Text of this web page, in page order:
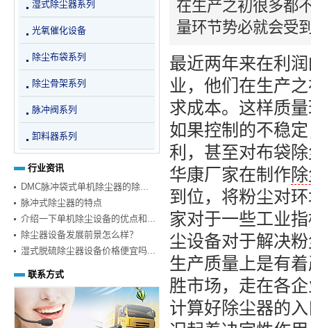
在生产之初很多都
量环节势必就会受
最近两年来在利
业，他们在生产
求成本。这样质
如果控制的不稳
利，甚至对布袋
华康厂家在制作
到位，将粉尘对
家对于一些工业
尘设备对于解决
生产质量上是有
胜市场，走在各
计算好除尘器的
湿式除尘器系列
光氧催化设备
除尘布袋系列
除尘骨架系列
脉冲阀系列
卸料器系列
行业资讯
DMC脉冲袋式单机除尘器的除...
脉冲式除尘器的特点
介绍一下单机除尘设备的优点和...
除尘器设备发展前景怎么样？
湿式脱硫除尘器设备价格便宜吗...
联系方式